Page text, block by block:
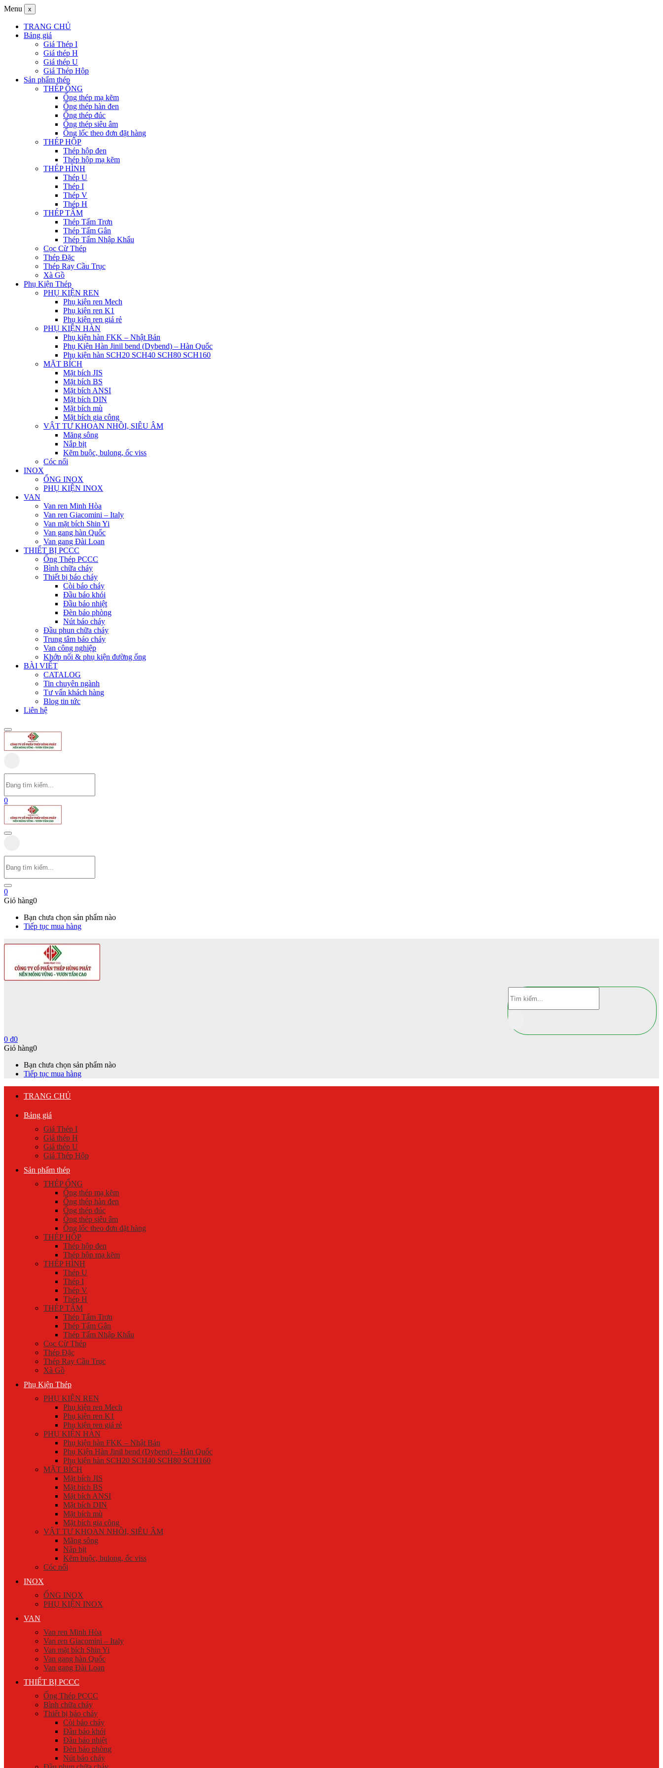
Menu x
TRANG CHỦ
Bảng giá
Giá Thép I
Giá thép H
Giá thép U
Giá Thép Hộp
Sản phẩm thép
THÉP ỐNG
Ống thép mạ kẽm
Ống thép hàn đen
Ống thép đúc
Ống thép siêu âm
Ống lốc theo đơn đặt hàng
THÉP HỘP
Thép hộp đen
Thép hộp mạ kẽm
THÉP HÌNH
Thép U
Thép I
Thép V
Thép H
THÉP TẤM
Thép Tấm Trơn
Thép Tấm Gân
Thép Tấm Nhập Khẩu
Cọc Cừ Thép
Thép Đặc
Thép Ray Cầu Trục
Xà Gồ
Phụ Kiện Thép
PHỤ KIỆN REN
Phụ kiện ren Mech
Phụ kiện ren K1
Phụ kiện ren giá rẻ
PHỤ KIỆN HÀN
Phụ kiện hàn FKK – Nhật Bản
Phụ Kiện Hàn Jinil bend (Dybend) – Hàn Quốc
Phụ kiện hàn SCH20 SCH40 SCH80 SCH160
MẶT BÍCH
Mặt bích JIS
Mặt bích BS
Mặt bích ANSI
Mặt bích DIN
Mặt bích mù
Mặt bích gia công
VẬT TƯ KHOAN NHỒI, SIÊU ÂM
Măng sông
Nắp bịt
Kẽm buộc, bulong, ốc viss
Cóc nối
INOX
ỐNG INOX
PHỤ KIỆN INOX
VAN
Van ren Minh Hòa
Van ren Giacomini – Italy
Van mặt bích Shin Yi
Van gang hàn Quốc
Van gang Đài Loan
THIẾT BỊ PCCC
Ống Thép PCCC
Bình chữa cháy
Thiết bị báo cháy
Còi báo cháy
Đầu báo khói
Đầu báo nhiệt
Đèn báo phòng
Nút báo cháy
Đầu phun chữa cháy
Trung tâm báo cháy
Van công nghiệp
Khớp nối & phụ kiện đường ống
BÀI VIẾT
CATALOG
Tin chuyên ngành
Tư vấn khách hàng
Blog tin tức
Liên hệ
0
0
Giỏ hàng0
Bạn chưa chọn sản phẩm nào
Tiếp tục mua hàng
0 ₫0
Giỏ hàng0
Bạn chưa chọn sản phẩm nào
Tiếp tục mua hàng
TRANG CHỦ
Bảng giá
Giá Thép I
Giá thép H
Giá thép U
Giá Thép Hộp
Sản phẩm thép
THÉP ỐNG
Ống thép mạ kẽm
Ống thép hàn đen
Ống thép đúc
Ống thép siêu âm
Ống lốc theo đơn đặt hàng
THÉP HỘP
Thép hộp đen
Thép hộp mạ kẽm
THÉP HÌNH
Thép U
Thép I
Thép V
Thép H
THÉP TẤM
Thép Tấm Trơn
Thép Tấm Gân
Thép Tấm Nhập Khẩu
Cọc Cừ Thép
Thép Đặc
Thép Ray Cầu Trục
Xà Gồ
Phụ Kiện Thép
PHỤ KIỆN REN
Phụ kiện ren Mech
Phụ kiện ren K1
Phụ kiện ren giá rẻ
PHỤ KIỆN HÀN
Phụ kiện hàn FKK – Nhật Bản
Phụ Kiện Hàn Jinil bend (Dybend) – Hàn Quốc
Phụ kiện hàn SCH20 SCH40 SCH80 SCH160
MẶT BÍCH
Mặt bích JIS
Mặt bích BS
Mặt bích ANSI
Mặt bích DIN
Mặt bích mù
Mặt bích gia công
VẬT TƯ KHOAN NHỒI, SIÊU ÂM
Măng sông
Nắp bịt
Kẽm buộc, bulong, ốc viss
Cóc nối
INOX
ỐNG INOX
PHỤ KIỆN INOX
VAN
Van ren Minh Hòa
Van ren Giacomini – Italy
Van mặt bích Shin Yi
Van gang hàn Quốc
Van gang Đài Loan
THIẾT BỊ PCCC
Ống Thép PCCC
Bình chữa cháy
Thiết bị báo cháy
Còi báo cháy
Đầu báo khói
Đầu báo nhiệt
Đèn báo phòng
Nút báo cháy